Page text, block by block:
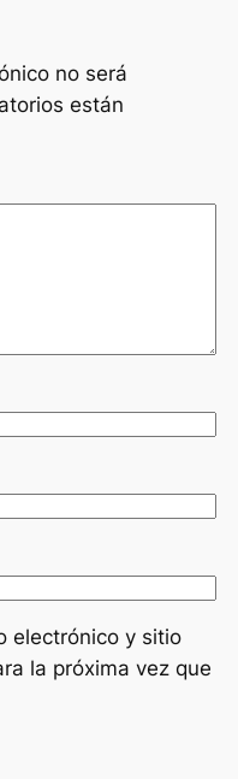
no será
están
electrónico y sitio
la próxima vez que